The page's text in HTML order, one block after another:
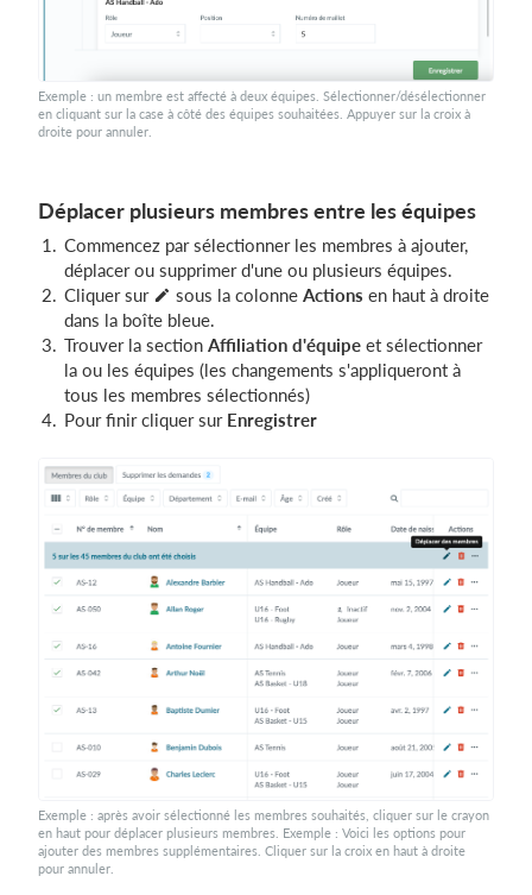
Exemple : un membre est affecté à deux équipes. Sélectionner/désélectionner
en cliquant sur la case à côté des équipes souhaitées. Appuyer sur la croix à
droite pour annuler.
Déplacer plusieurs membres entre les équipes
Commencez par sélectionner les membres à ajouter,
déplacer ou supprimer d'une ou plusieurs équipes.
Cliquer sur
sous la colonne Actions en haut à droite
dans la boîte bleue.
Trouver la section Affiliation d'équipe et sélectionner
la ou les équipes (les changements s'appliqueront à
tous les membres sélectionnés)
Pour finir cliquer sur Enregistrer
Exemple : après avoir sélectionné les membres souhaités, cliquer sur le crayon
en haut pour déplacer plusieurs membres. Exemple : Voici les options pour
ajouter des membres supplémentaires. Cliquer sur la croix en haut à droite
pour annuler.